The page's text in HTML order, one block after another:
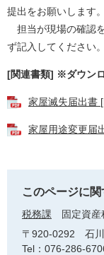
提出をお願いします。
担当が現場の確認
ず記入してください。
[関連書類] ※ダウンロ
家屋滅失届出書
家屋用途変更届
このページに
税務課
固定資産
〒920-0292
石
Tel：076-286-